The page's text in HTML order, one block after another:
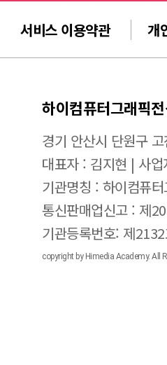
서비스 이용약관 개
하이컴퓨터그래픽
경기 안산시 단원구
대표자 : 김지현 | 사
기관명칭 : 하이컴퓨
통신판매업신고 : 제
기관등록번호: 제
copyright by Himedia Academy. All